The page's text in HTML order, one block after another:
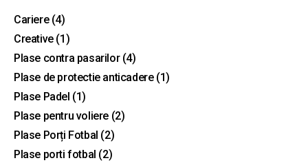
Cariere(4)
Creative(1)
Plase contra pasarilor(4)
Plase de protectie anticadere(1)
Plase Padel (1)
Plase pentru voliere (2)
Plase Porți Fotbal (2)
Plase porti fotbal (2)